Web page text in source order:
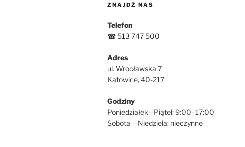
ZNAJDŹ NAS
Telefon
☎513 747 500
Adres
ul. Wrocławska 7
Katowice, 40-217
Godziny
Poniedziałek—Piątel: 9:00–17:00
Sobota —Niedziela: nieczynne